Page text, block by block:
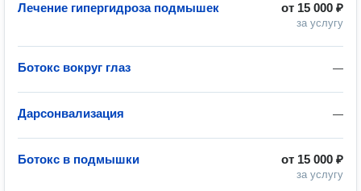
от 15 000 ₽
за услугу
Лечение гипергидроза подмышек
—
Ботокс вокруг глаз
—
Дарсонвализация
от 15 000 ₽
за услугу
Ботокс в подмышки